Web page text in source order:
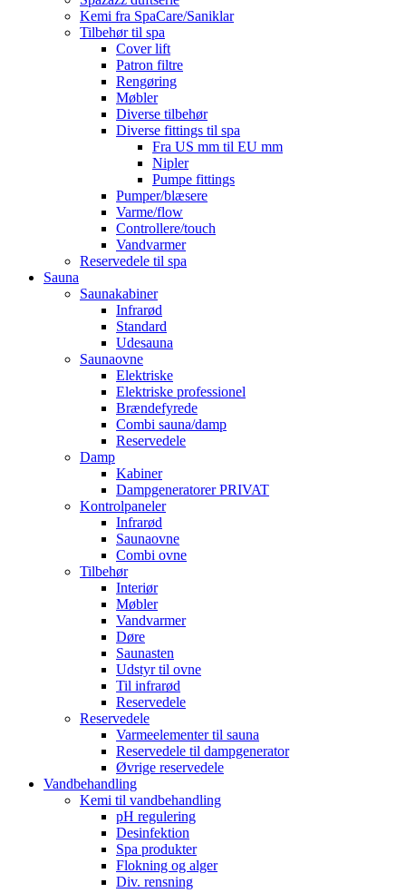
Kemi fra SpaCare/Saniklar
Tilbehør til spa
Cover lift
Patron filtre
Rengøring
Møbler
Diverse tilbehør
Diverse fittings til spa
Fra US mm til EU mm
Nipler
Pumpe fittings
Pumper/blæsere
Varme/flow
Controllere/touch
Vandvarmer
Reservedele til spa
Sauna
Saunakabiner
Infrarød
Standard
Udesauna
Saunaovne
Elektriske
Elektriske professionel
Brændefyrede
Combi sauna/damp
Reservedele
Damp
Kabiner
Dampgeneratorer PRIVAT
Kontrolpaneler
Infrarød
Saunaovne
Combi ovne
Tilbehør
Interiør
Møbler
Vandvarmer
Døre
Saunasten
Udstyr til ovne
Til infrarød
Reservedele
Reservedele
Varmeelementer til sauna
Reservedele til dampgenerator
Øvrige reservedele
Vandbehandling
Kemi til vandbehandling
pH regulering
Desinfektion
Spa produkter
Flokning og alger
Div. rensning